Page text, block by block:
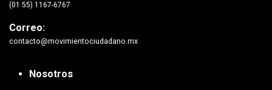
(01 55) 1167-6767
Correo:
contacto@movimientociudadano.mx
Nosotros